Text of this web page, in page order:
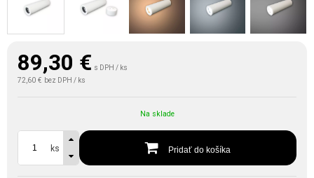
89,30 € s DPH / ks
72,60 € bez DPH / ks
Na sklade
ks Pridať do košíka